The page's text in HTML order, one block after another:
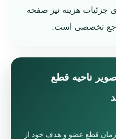
جزئیات هزینه نیز صفحه
تخصصی است.
ناحیه قطع
زمان قطع عضو و هدف خود از